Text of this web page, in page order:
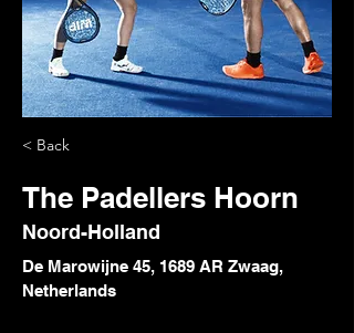
< Back
The Padellers Hoorn
Noord-Holland
De Marowijne 45, 1689 AR Zwaag,
Netherlands